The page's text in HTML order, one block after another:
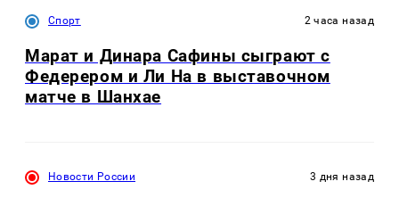
Спорт 2 часа назад
Марат и Динара Сафины сыграют с
Федерером и Ли На в выставочном
матче в Шанхае
Новости России 3 дня назад